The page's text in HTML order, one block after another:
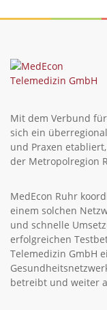
Mit dem Verbund
sich ein
und Praxen
der Metropolregion
MedEcon Ruhr
einem solchen
und schnelle
erfolgreichen
Telemedizin GmbH
betreibt und weiter